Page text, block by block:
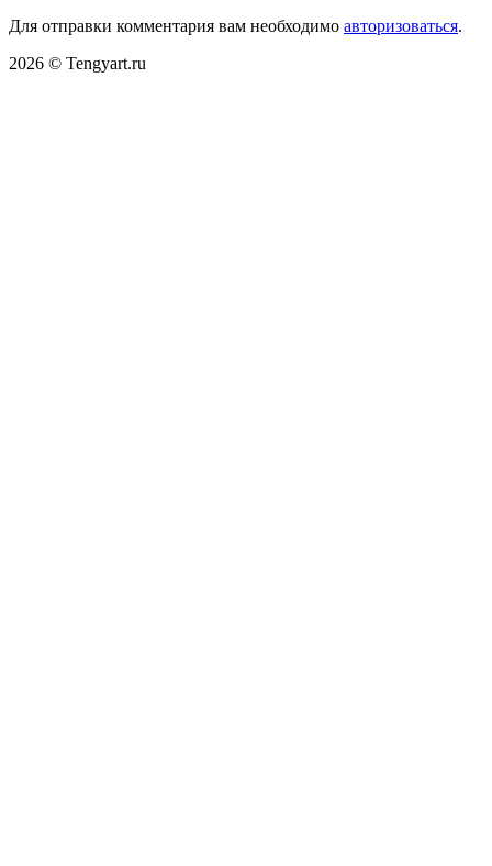
Для отправки комментария вам необходимо авторизоваться.
2026 © Tengyart.ru